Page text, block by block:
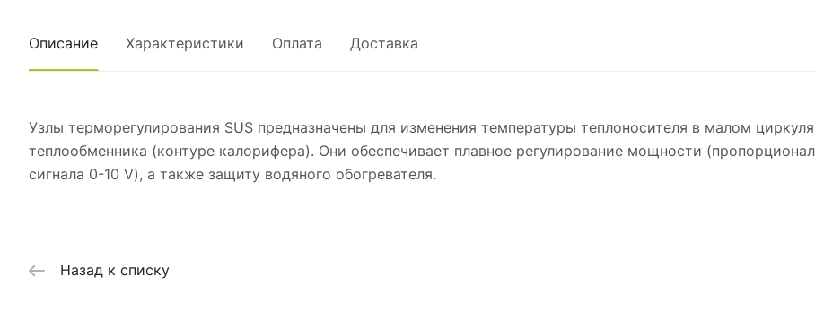
Описание Характеристики Оплата Доставка
Узлы терморегулирования SUS предназначены для изменения температуры теплоносителя в малом
теплообменника (контуре калорифера). Они обеспечивает плавное регулирование мощности
сигнала 0-10 V), а также защиту водяного обогревателя.
Назад к списку